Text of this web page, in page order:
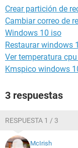
Crear partición de
Cambiar correo de
Windows 10 iso
Restaurar windows
Ver temperatura
Kmspico windows
3 respuestas
RESPUESTA 1 / 3
McIrish